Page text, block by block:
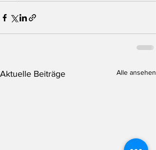
Aktuelle Beiträge Alle ansehen